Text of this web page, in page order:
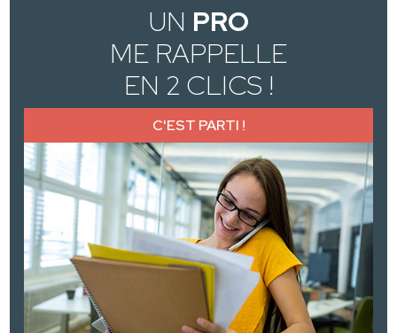
UN PRO
ME RAPPELLE
EN 2 CLICS !
C'EST PARTI !